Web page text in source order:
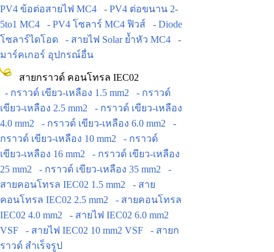
PV4 ข้อต่อสายไฟ MC4
- PV4 ต่อขนาน 2-
5to1 MC4
- PV4 โซลาร์ MC4 ฟิวส์
- Diode
โซลาร์ไดโอด
- สายไฟ Solar ย้ำหัว MC4
-
มาร์คเกอร์ อุปกรณ์อื่น
สายกราวด์ คอนโทรล IEC02
- กราวด์ เขียว-เหลือง 1.5 mm2
- กราวด์
เขียว-เหลือง 2.5 mm2
- กราวด์ เขียว-เหลือง
4.0 mm2
- กราวด์ เขียว-เหลือง 6.0 mm2
-
กราวด์ เขียว-เหลือง 10 mm2
- กราวด์
เขียว-เหลือง 16 mm2
- กราวด์ เขียว-เหลือง
25 mm2
- กราวด์ เขียว-เหลือง 35 mm2
-
สายคอนโทรล IEC02 1.5 mm2
- สาย
คอนโทรล IEC02 2.5 mm2
- สายคอนโทรล
IEC02 4.0 mm2
- สายไฟ IEC02 6.0 mm2
VSF
- สายไฟ IEC02 10 mm2 VSF
- สายก
ราวด์ สำเร็จรูป